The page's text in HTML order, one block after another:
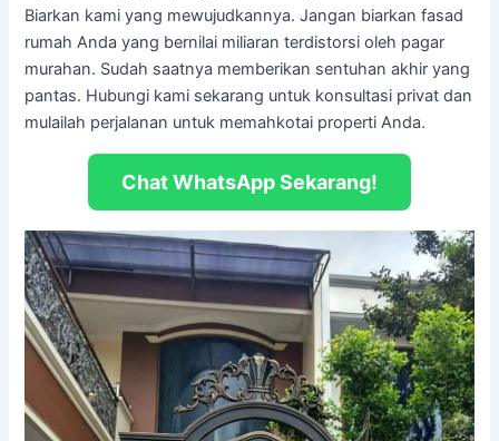
Biarkan kami yang mewujudkannya. Jangan biarkan fasad
rumah Anda yang bernilai miliaran terdistorsi oleh pagar
murahan. Sudah saatnya memberikan sentuhan akhir yang
pantas. Hubungi kami sekarang untuk konsultasi privat dan
mulailah perjalanan untuk memahkotai properti Anda.
Chat WhatsApp Sekarang!